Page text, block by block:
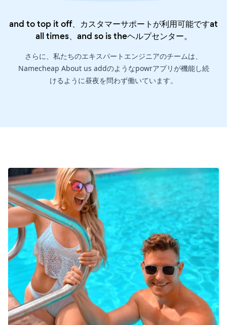
and to top it off、カスタマーサポートが利用可能ですat
all times、and so is theヘルプセンター。
さらに、私たちのエキスパートエンジニアのチームは、
Namecheap About us addのようなpowrアプリが機能し続
けるように昼夜を問わず働いています。